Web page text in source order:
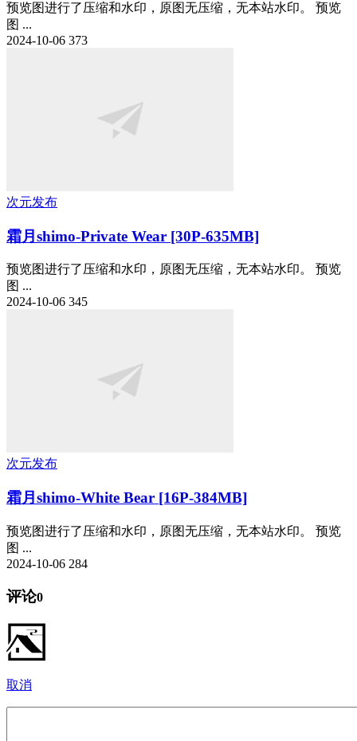
预览图进行了压缩和水印，原图无压缩，无本站水印。 预览
图 ...
2024-10-06 373
次元发布
霜月shimo-Private Wear [30P-635MB]
预览图进行了压缩和水印，原图无压缩，无本站水印。 预览
图 ...
2024-10-06 345
次元发布
霜月shimo-White Bear [16P-384MB]
预览图进行了压缩和水印，原图无压缩，无本站水印。 预览
图 ...
2024-10-06 284
评论0
取消